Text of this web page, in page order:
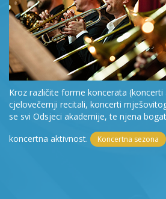
Kroz različite forme koncerata (koncerti
cjelovečernji recitali, koncerti
se svi Odsjeci akademije, te njena
koncertna aktivnost.
Koncertna sezona